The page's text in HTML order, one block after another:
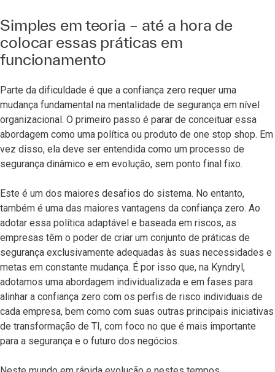
Simples em teoria – até a hora de
colocar essas práticas em
funcionamento
Parte da dificuldade é que a confiança zero requer uma
mudança fundamental na mentalidade de segurança em nível
organizacional. O primeiro passo é parar de conceituar essa
abordagem como uma política ou produto de one stop shop. Em
vez disso, ela deve ser entendida como um processo de
segurança dinâmico e em evolução, sem ponto final fixo.
Este é um dos maiores desafios do sistema. No entanto,
também é uma das maiores vantagens da confiança zero. Ao
adotar essa política adaptável e baseada em riscos, as
empresas têm o poder de criar um conjunto de práticas de
segurança exclusivamente adequadas às suas necessidades e
metas em constante mudança. É por isso que, na Kyndryl,
adotamos uma abordagem individualizada e em fases para
alinhar a confiança zero com os perfis de risco individuais de
cada empresa, bem como com suas outras principais iniciativas
de transformação de TI, com foco no que é mais importante
para a segurança e o futuro dos negócios.